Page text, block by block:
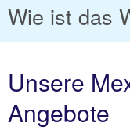
Wie ist das
Unsere
Angebote